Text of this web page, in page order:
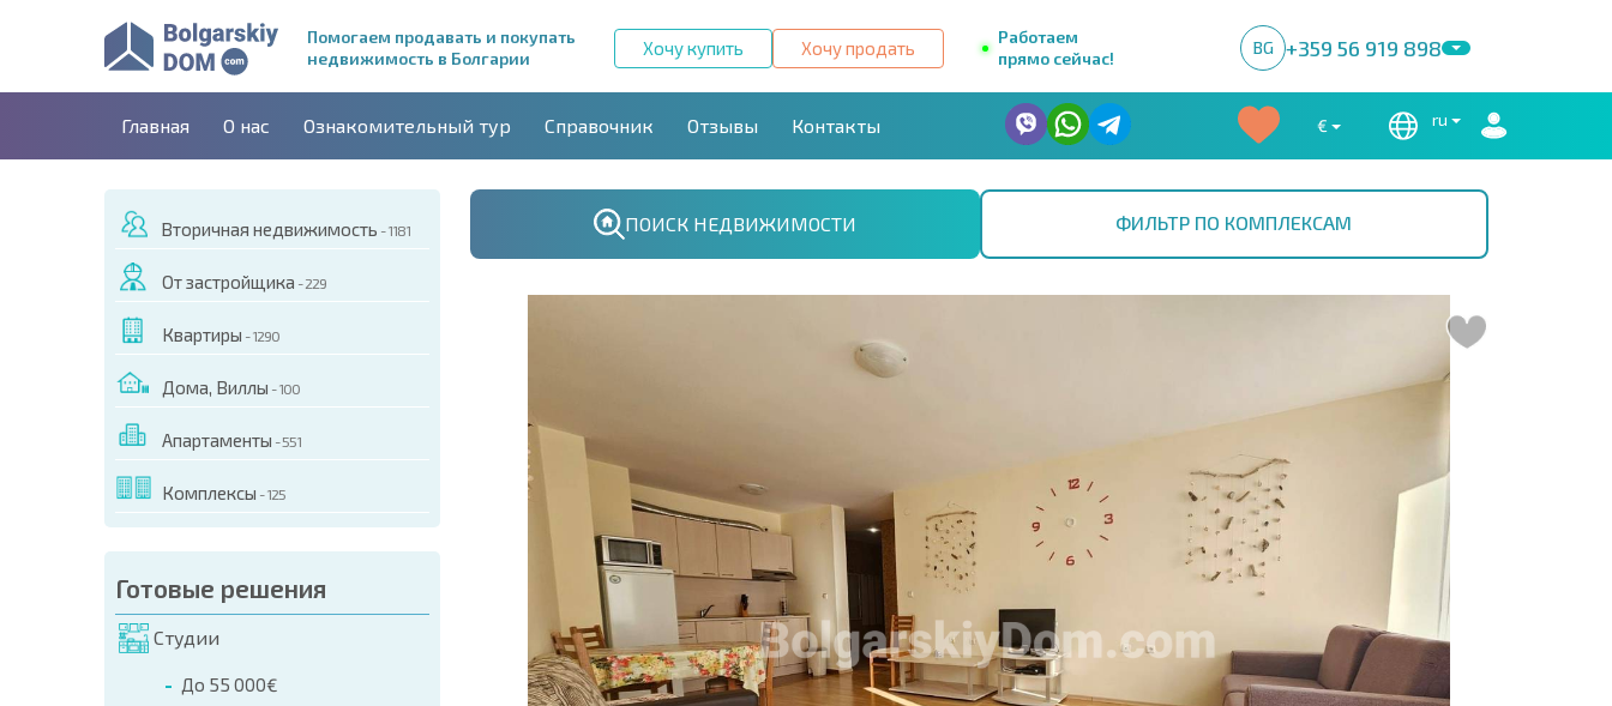
Помогаем продавать и покупать
недвижимость в Болгарии
Хочу купить Хочу продать
Работаем
прямо сейчас!
BG +359 56 919 898
Главная О нас Ознакомительный тур Справочник Отзывы Контакты € ru
Вторичная недвижимость - 1181
От застройщика - 229
Квартиры - 1290
Дома, Виллы - 100
Апартаменты - 551
Комплексы - 125
Готовые решения
Студии
До 55 000€
ПОИСК НЕДВИЖИМОСТИ ФИЛЬТР ПО КОМПЛЕКСАМ
ЭТОГО ОБЪЕКТА
телефонам:
+359 8 9797 99 03